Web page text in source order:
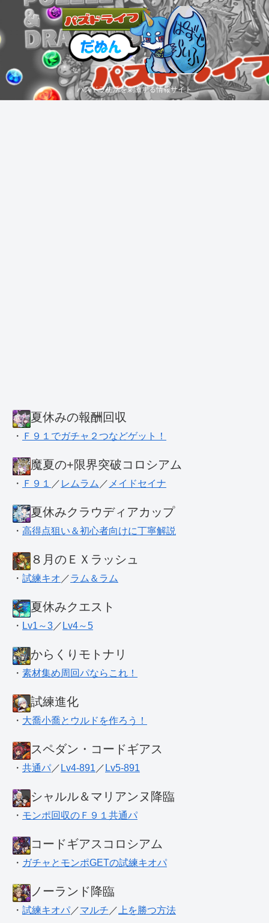
パズドラ生活を刺激する情報サイト
夏休みの報酬回収
・ Ｆ９１でガチャ２つなどゲット！
魔夏の+限界突破コロシアム
・ Ｆ９１ ／ レムラム ／ メイドセイナ
夏休みクラウディアカップ
・ 高得点狙い＆初心者向けに丁寧解説
８月のＥＸラッシュ
・ 試練キオ ／ラム＆ラム
夏休みクエスト
・ Lv1～3 ／ Lv4～5
からくりモトナリ
・ 素材集め周回パならこれ！
試練進化
・ 大喬小喬とウルドを作ろう！
スペダン・コードギアス
・ 共通パ ／ Lv4-891 ／ Lv5-891
シャルル＆マリアンヌ降臨
・ モンポ回収のＦ９１共通パ
コードギアスコロシアム
・ ガチャとモンポGETの試練キオパ
ノーランド降臨
・ 試練キオパ ／マルチ ／ 上を勝つ方法